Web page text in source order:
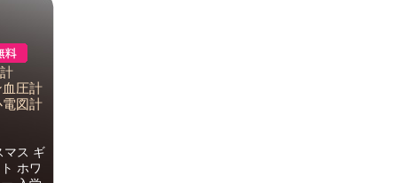
圧計
図計
マス ギ
ホワ